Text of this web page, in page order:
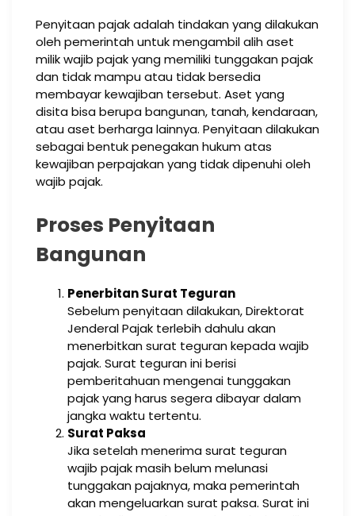
Penyitaan pajak adalah tindakan yang dilakukan
oleh pemerintah untuk mengambil alih aset
milik wajib pajak yang memiliki tunggakan pajak
dan tidak mampu atau tidak bersedia
membayar kewajiban tersebut. Aset yang
disita bisa berupa bangunan, tanah, kendaraan,
atau aset berharga lainnya. Penyitaan dilakukan
sebagai bentuk penegakan hukum atas
kewajiban perpajakan yang tidak dipenuhi oleh
wajib pajak.
Proses Penyitaan
Bangunan
Penerbitan Surat Teguran
Sebelum penyitaan dilakukan, Direktorat
Jenderal Pajak terlebih dahulu akan
menerbitkan surat teguran kepada wajib
pajak. Surat teguran ini berisi
pemberitahuan mengenai tunggakan
pajak yang harus segera dibayar dalam
jangka waktu tertentu.
Surat Paksa
Jika setelah menerima surat teguran
wajib pajak masih belum melunasi
tunggakan pajaknya, maka pemerintah
akan mengeluarkan surat paksa. Surat ini